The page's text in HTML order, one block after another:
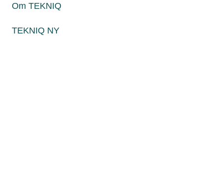
Om TEKNIQ
TEKNIQ NY
Paul Bergsøes Vej 6, 2600 Glostrup